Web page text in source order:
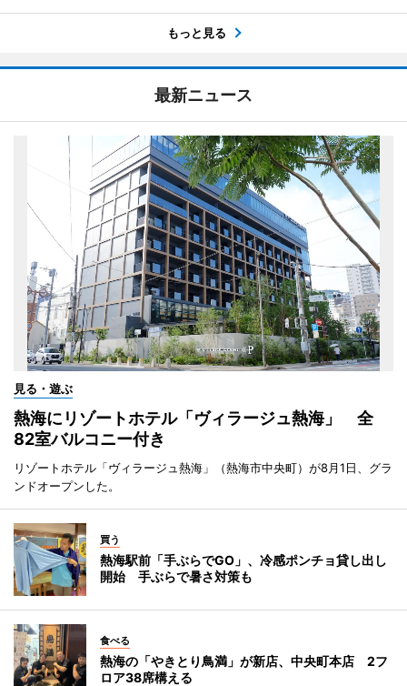
もっと見る
最新ニュース
見る・遊ぶ
熱海にリゾートホテル「ヴィラージュ熱海」 全
82室バルコニー付き
リゾートホテル「ヴィラージュ熱海」（熱海市中央町）が8月1日、グラ
ンドオープンした。
買う
熱海駅前「手ぶらでGO」、冷感ポンチョ貸し出し
開始 手ぶらで暑さ対策も
食べる
熱海の「やきとり鳥満」が新店、中央町本店 2フ
ロア38席構える